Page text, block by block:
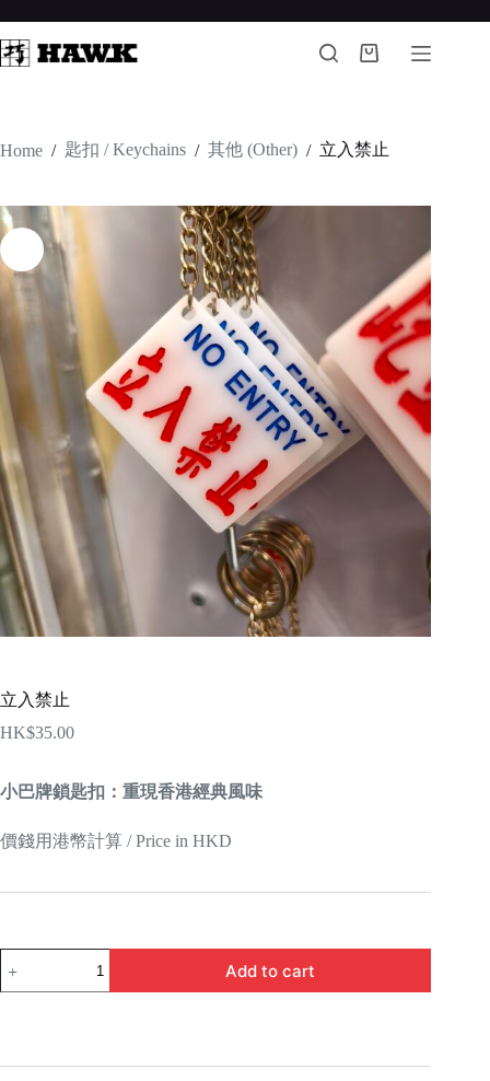
to
content
Shopping
Home / 匙扣 / Keychains / 其他 (Other) / 立入禁止
立入禁止
HK$35.00
小巴牌鎖匙扣：重現香港經典風味
價錢用港幣計算 / Price in HKD
入
Add to cart